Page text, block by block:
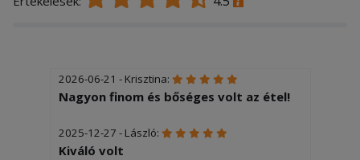
2026-06-21 - Krisztina:
Nagyon finom és bőséges volt az étel!
2025-12-27 - László:
Kiváló volt